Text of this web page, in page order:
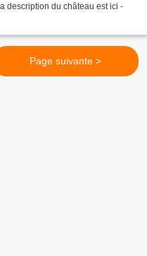
description du château est ici -
Page suivante >